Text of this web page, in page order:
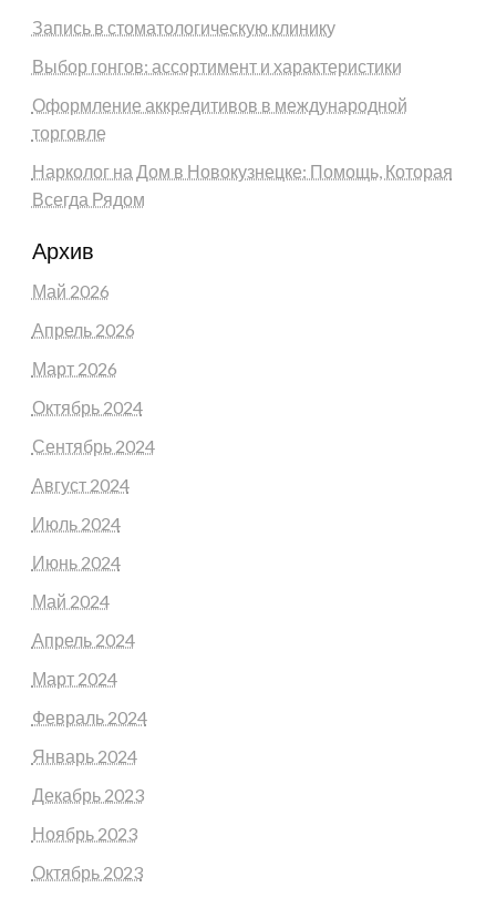
Запись в стоматологическую клинику
Выбор гонгов: ассортимент и характеристики
Оформление аккредитивов в международной
торговле
Нарколог на Дом в Новокузнецке: Помощь, Которая
Всегда Рядом
Архив
Май 2026
Апрель 2026
Март 2026
Октябрь 2024
Сентябрь 2024
Август 2024
Июль 2024
Июнь 2024
Май 2024
Апрель 2024
Март 2024
Февраль 2024
Январь 2024
Декабрь 2023
Ноябрь 2023
Октябрь 2023